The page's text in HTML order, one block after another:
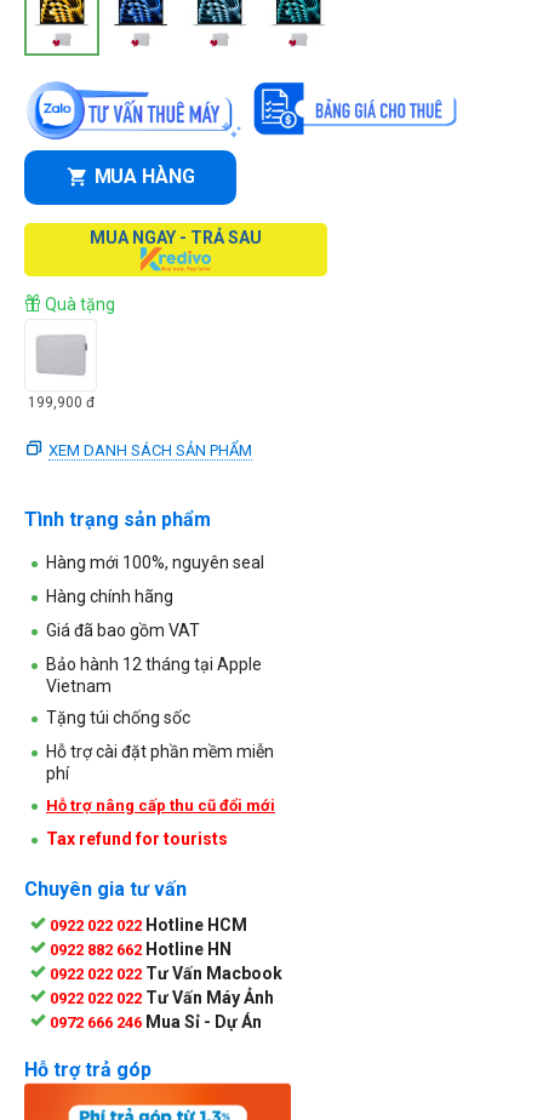
MUA HÀNG
MUA NGAY - TRẢ SAU
Quà tặng
199,900 đ
XEM DANH SÁCH SẢN PHẨM
Tình trạng sản phẩm
Hàng mới 100%, nguyên seal
Hàng chính hãng
Giá đã bao gồm VAT
Bảo hành 12 tháng tại Apple
Vietnam
Tặng túi chống sốc
Hỗ trợ cài đặt phần mềm miễn
phí
Hỗ trợ nâng cấp thu cũ đổi mới
Tax refund for tourists
Chuyên gia tư vấn
0922 022 022 Hotline HCM
0922 882 662 Hotline HN
0922 022 022 Tư Vấn Macbook
0922 022 022 Tư Vấn Máy Ảnh
0972 666 246 Mua Sỉ - Dự Án
Hỗ trợ trả góp